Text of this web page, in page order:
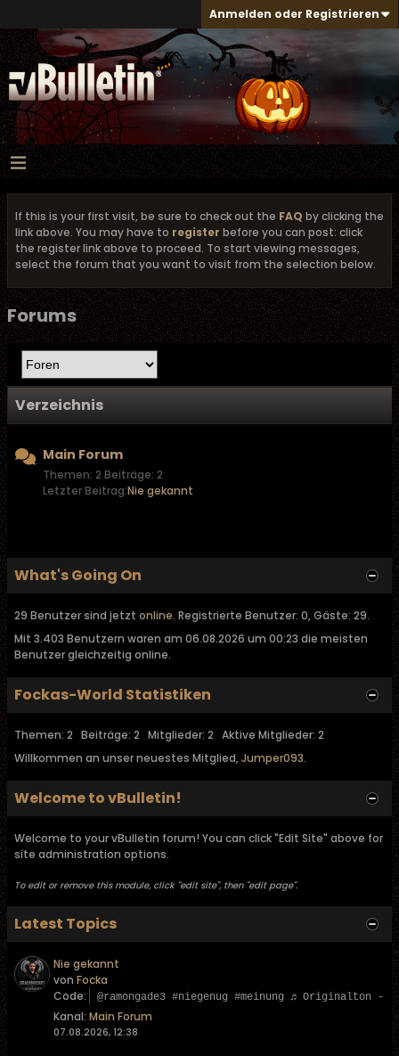
Anmelden oder Registrieren
If this is your first visit, be sure to check out the FAQ by clicking the
link above. You may have to register before you can post: click
the register link above to proceed. To start viewing messages,
select the forum that you want to visit from the selection below.
Forums
Verzeichnis
Main Forum
Themen: 2 Beiträge: 2
Letzter Beitrag:Nie gekannt
What's Going On
29 Benutzer sind jetzt online. Registrierte Benutzer: 0, Gäste: 29.
Mit 3.403 Benutzern waren am 06.08.2026 um 00:23 die meisten
Benutzer gleichzeitig online.
Fockas-World Statistiken
Themen: 2 Beiträge: 2 Mitglieder: 2 Aktive Mitglieder: 2
Willkommen an unser neuestes Mitglied,Jumper093.
Welcome to vBulletin!
Welcome to your vBulletin forum! You can click "Edit Site" above for
site administration options.
To edit or remove this module, click "edit site", then "edit page".
Latest Topics
Nie gekannt
von Focka
Code:
@ramongade3 #niegenug #meinung ♬ Originalton -
Kanal: Main Forum
07.08.2026, 12:38